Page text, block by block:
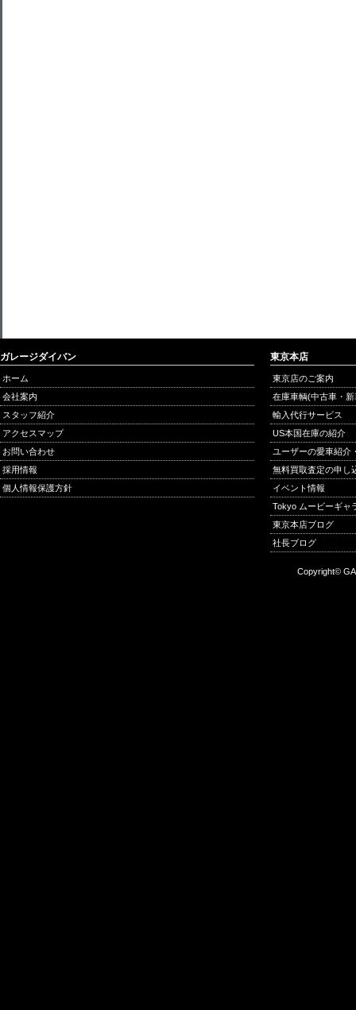
ガレージダイバン
ホーム
会社案内
スタッフ紹介
アクセスマップ
お問い合わせ
採用情報
個人情報保護方針
東京本店
東京店のご案内
在庫車輌(中古車・
輸入代行サービス
US本国在庫の紹介
ユーザーの愛車紹介
無料買取査定の申し
イベント情報
Tokyo ムービーギャ
東京本店ブログ
社長ブログ
Copyright©